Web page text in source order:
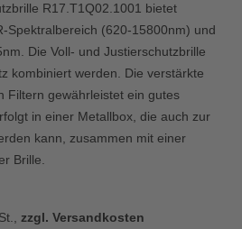
R17.T1Q02.1001 bietet
Spektralbereich (620-15800nm) und
Die Voll- und Justierschutzbrille
kombiniert werden. Die verstärkte
Filtern gewährleistet ein gutes
in einer Metallbox, die auch zur
kann, zusammen mit einer
Brille.
zzgl. Versandkosten